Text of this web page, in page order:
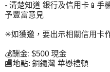
- 清楚知道 銀行及信用卡📱手
予豐富意見
✳如獲邀，要出示相關信用卡
💰酬金: $500 現金
🏬地點: 銅鑼灣 華懋禮頓